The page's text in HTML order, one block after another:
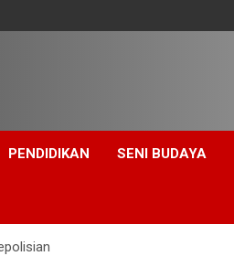
PENDIDIKAN SENI BUDAYA